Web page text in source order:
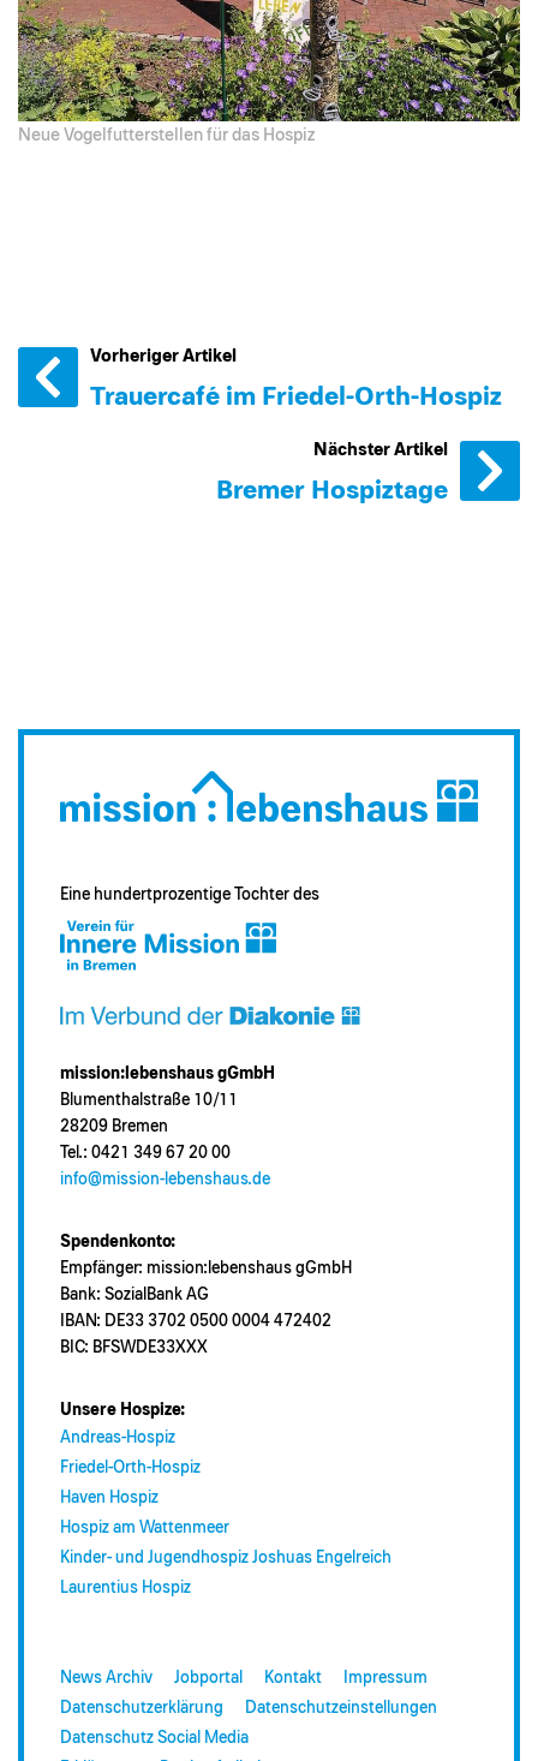
Neue Vogelfutterstellen für das Hospiz
Vorheriger Artikel
Trauercafé im Friedel-Orth-Hospiz
Nächster Artikel
Bremer Hospiztage
Eine hundertprozentige Tochter des
mission:lebenshaus gGmbH
Blumenthalstraße 10/11
28209 Bremen
Tel.: 0421 349 67 20 00
info@mission-lebenshaus.de
Spendenkonto:
Empfänger: mission:lebenshaus gGmbH
Bank: SozialBank AG
IBAN: DE33 3702 0500 0004 472402
BIC: BFSWDE33XXX
Unsere Hospize:
Andreas-Hospiz
Friedel-Orth-Hospiz
Haven Hospiz
Hospiz am Wattenmeer
Kinder- und Jugendhospiz Joshuas Engelreich
Laurentius Hospiz
News Archiv Jobportal Kontakt
Impressum
Datenschutzerklärung
Datenschutzeinstellungen
Datenschutz Social Media